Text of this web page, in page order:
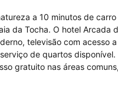
a 10 minutos de
da Tocha. O hotel Arcada
televisão com acesso
de quartos disponível.
gratuito nas áreas
restaurante, bar e